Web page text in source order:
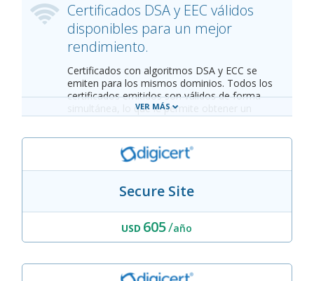
Certificados DSA y EEC válidos
disponibles para un mejor
rendimiento.
Certificados con algoritmos DSA y ECC se
emiten para los mismos dominios. Todos los
certificados emitidos son válidos de forma
simultánea, lo que le permite obtener un
mejor desempeño en la implementación de
configuraciones específicas.
SHA2 ya está incluido en todos los
VER MÁS
Secure Site
USD605/año